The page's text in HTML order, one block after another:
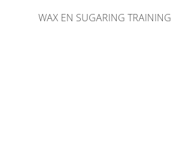
WAX EN SUGARING TRAINING